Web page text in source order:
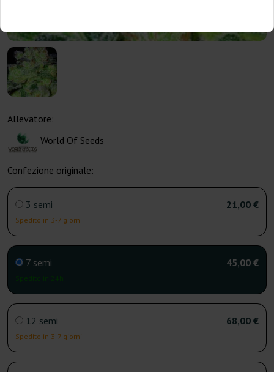
Allevatore:
World Of Seeds
Confezione originale:
3 semi
Spedito in 3-7 giorni
21,00 €
7 semi 45,00 €
12 semi
Spedito in 3-7 giorni
68,00 €